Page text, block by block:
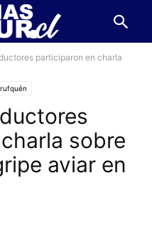
participaron en charla
sobre
aviar en